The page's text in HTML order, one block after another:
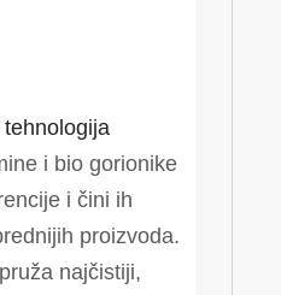
tehnologija
i bio gorionike
i čini ih
proizvoda.
pruža najčistiji,